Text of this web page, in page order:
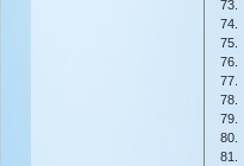
73.
74.
75.
76.
77.
78.
79.
80.
81.